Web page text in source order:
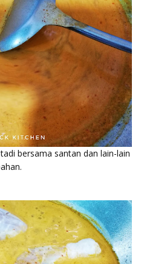
bersama santan dan lain-lain